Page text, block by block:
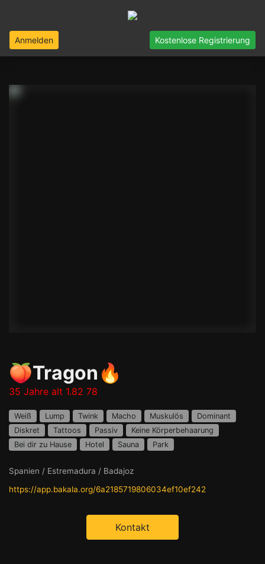
Anmelden Kostenlose Registrierung
🍑Tragon🔥
35 Jahre alt 1.82 78
Weiß Lump Twink Macho Muskulös
Dominant
Diskret
Tattoos Passiv
Keine Körperbehaarung
Bei dir zu Hause
Hotel Sauna Park
Spanien / Estremadura / Badajoz
https://app.bakala.org/6a2185719806034ef10ef242
Kontakt